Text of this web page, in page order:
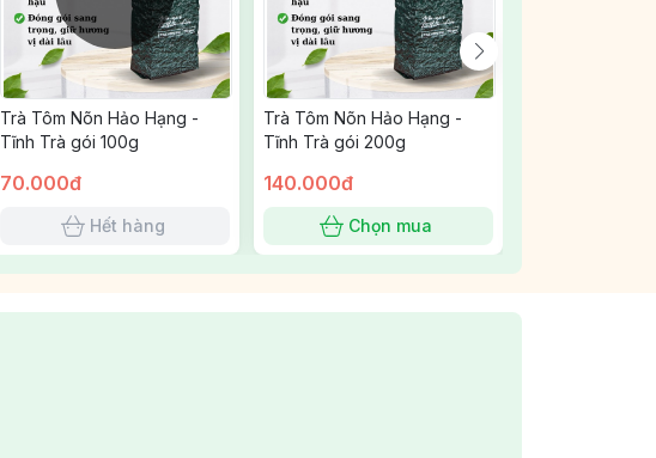
Trà Tôm Nõn Hảo Hạng -
Tĩnh Trà gói 100g
70.000đ
Hết hàng
Trà Tôm Nõn Hảo Hạng -
Tĩnh Trà gói 200g
140.000đ
Chọn mua